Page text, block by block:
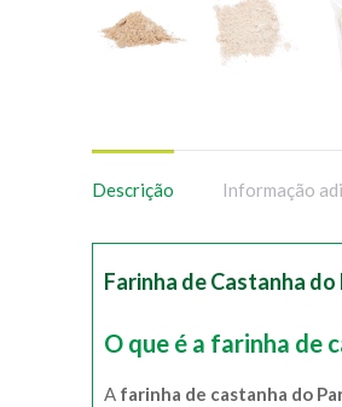
Descrição Informação
Farinha de Castanha do
O que é a farinha de
A farinha de castanha do